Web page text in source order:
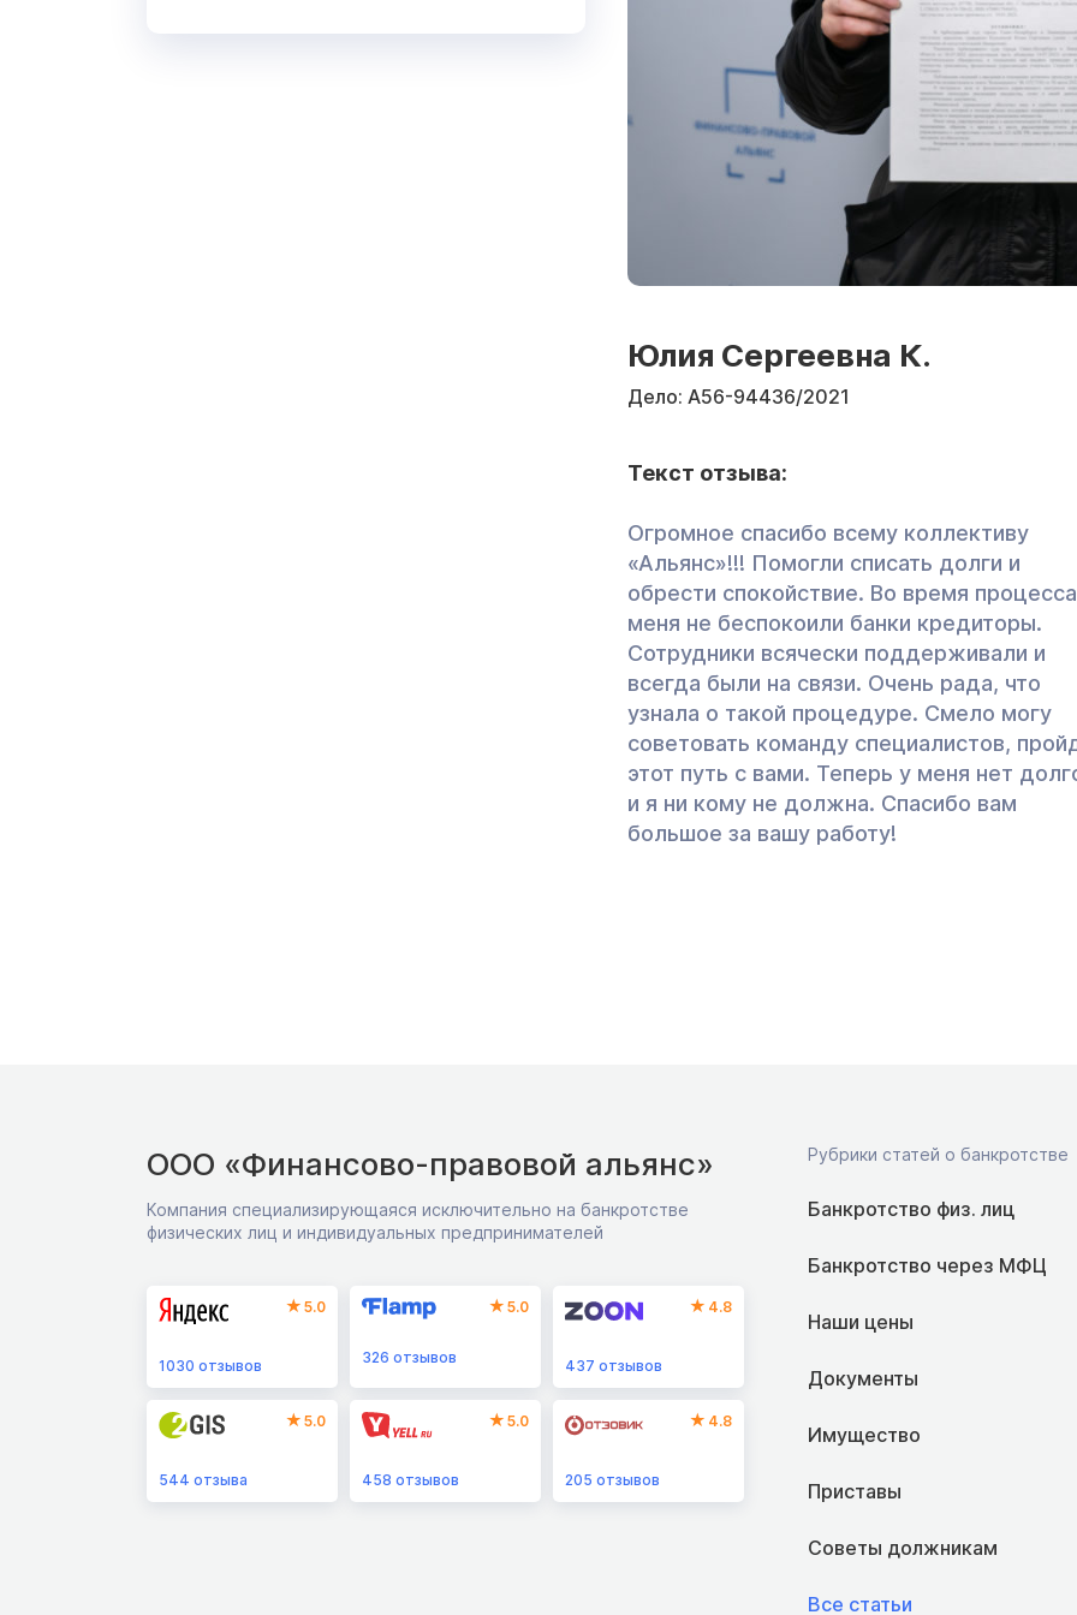
Юлия Сергеевна К.
Дело: А56-94436/2021
Текст отзыва:
Огромное спасибо всему коллективу
«Альянс»!!! Помогли списать долги и
обрести спокойствие. Во время процесса
меня не беспокоили банки кредиторы.
Сотрудники всячески поддерживали и
всегда были на связи. Очень рада, что
узнала о такой процедуре. Смело могу
советовать команду специалистов,
этот путь с вами. Теперь у меня нет
и я ни кому не должна. Спасибо вам
большое за вашу работу!
ООО «Финансово-правовой альянс»
Компания специализирующаяся исключительно на банкротстве
физических лиц и индивидуальных предпринимателей
5.0
1030 отзывов
5.0
326 отзывов
4.8
437 отзывов
5.0
544 отзыва
5.0
458 отзывов
4.8
205 отзывов
Рубрики статей о банкротстве
Банкротство физ. лиц
Банкротство через МФЦ
Наши цены
Документы
Имущество
Приставы
Советы должникам
Все статьи